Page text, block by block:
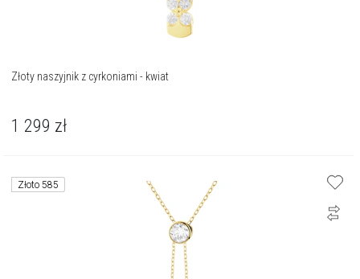
Złoty naszyjnik z cyrkoniami - kwiat
1 299 zł
Złoto 585